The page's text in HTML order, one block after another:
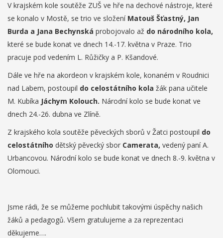
V krajském kole soutěže ZUŠ ve hře na dechové nástroje, které
se konalo v Mostě, se trio ve složení Matouš Šťastný, Jan
Burda a Jana Bechynská probojovalo až do národního kola,
které se bude konat ve dnech 14.-17. května v Praze. Trio
pracuje pod vedením L. Růžičky a P. Kšandové.
Dále ve hře na akordeon v krajském kole, konaném v Roudnici
nad Labem, postoupil do celostátního kola žák pana učitele
M. Kubíka Jáchym Kolouch. Národní kolo se bude konat ve
dnech 24.-26. dubna ve Zlíně.
Z krajského kola soutěže pěveckých sborů v Žatci postoupil do
celostátního dětský pěvecký sbor Camerata, vedený paní A.
Urbancovou. Národní kolo se bude konat ve dnech 8.-9. května v
Olomouci.
Jsme rádi, že se můžeme pochlubit takovými úspěchy našich
žáků a pedagogů. Všem gratulujeme a za reprezentaci
děkujeme….